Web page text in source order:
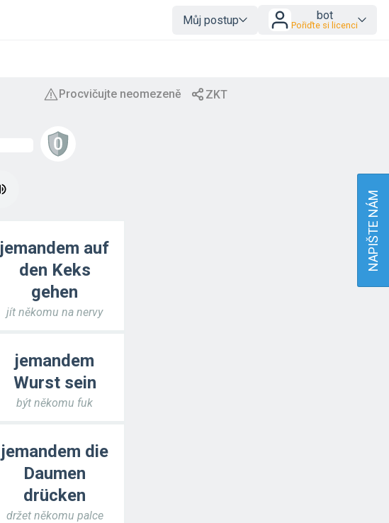
Můj postup bot
Pořiďte si licenci
jemandem auf
den Keks
gehen
jít někomu na nervy
jemandem
Wurst sein
být někomu fuk
jemandem die
Daumen
drücken
držet někomu palce
NAPIŠTE NÁM